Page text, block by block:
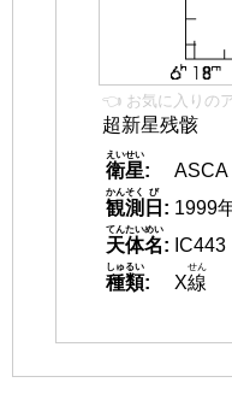
👈 お気に入りの
超新星残骸
衛星
えいせい
:
ASCA
観測
かんそく
日
び
: 1999
天体名
てんたいめい
: IC443
種類
しゅるい
: X線
せん